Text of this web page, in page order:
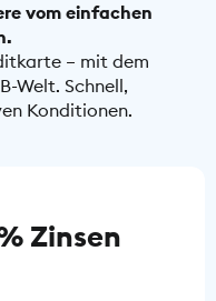
vom einfachen
– mit dem
Welt. Schnell,
Konditionen.
Zinsen